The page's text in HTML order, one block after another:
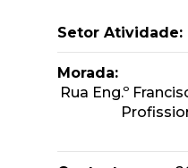
Setor Atividade:
Morada:
Rua Eng.º